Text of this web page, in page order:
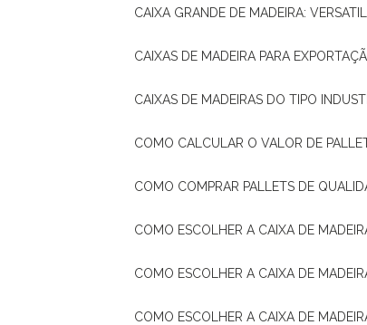
CAIXA GRANDE DE MADEIRA:
CAIXAS DE MADEIRA PARA
CAIXAS DE MADEIRAS DO TIPO
COMO CALCULAR O VALOR DE
COMO COMPRAR PALLETS DE
COMO ESCOLHER A CAIXA DE
COMO ESCOLHER A CAIXA DE
COMO ESCOLHER A CAIXA DE